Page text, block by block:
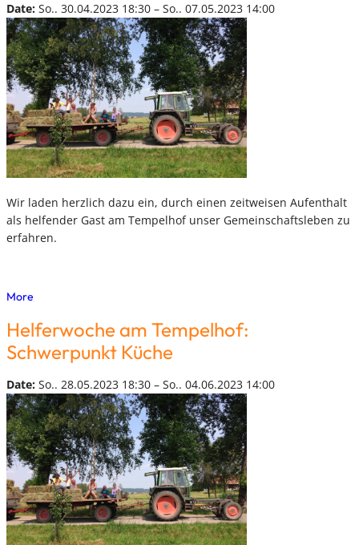
Date: So.. 30.04.2023 18:30 – So.. 07.05.2023 14:00
Wir laden herzlich dazu ein, durch einen zeitweisen Aufenthalt
als helfender Gast am Tempelhof unser Gemeinschaftsleben zu
erfahren.
More
Helferwoche am Tempelhof:
Schwerpunkt Küche
Date: So.. 28.05.2023 18:30 – So.. 04.06.2023 14:00